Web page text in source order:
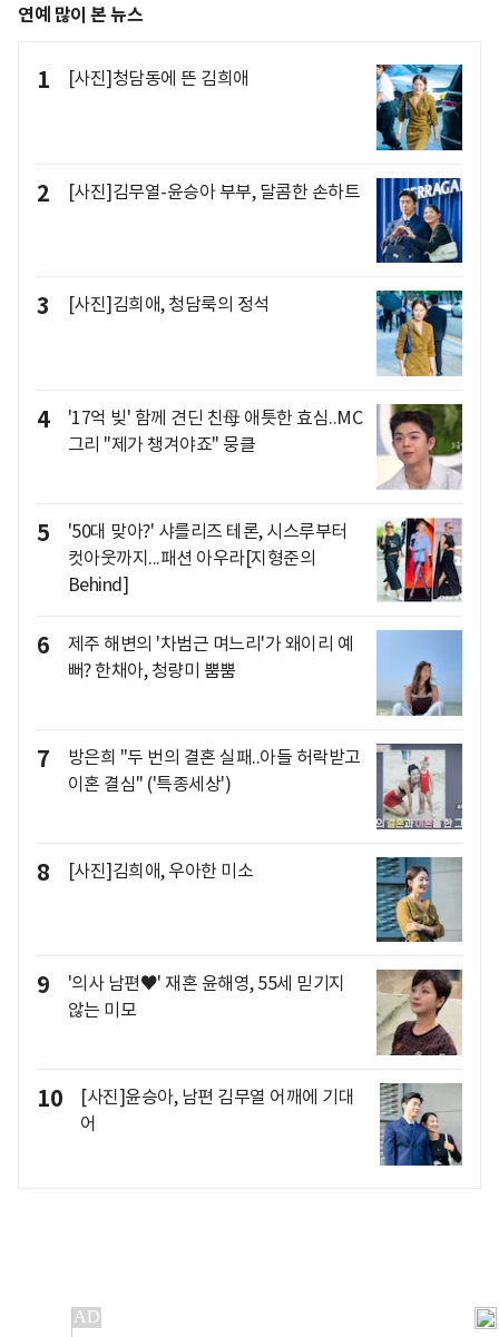
연예 많이 본 뉴스
1 [사진]청담동에 뜬 김희애
2 [사진]김무열-윤승아 부부, 달콤한 손하트
3 [사진]김희애, 청담룩의 정석
4
'17억 빚' 함께 견딘 친母 애틋한 효심..MC
그리 "제가 챙겨야죠" 뭉클
5
'50대 맞아?' 샤를리즈 테론, 시스루부터
컷아웃까지...패션 아우라[지형준의
Behind]
6
제주 해변의 '차범근 며느리'가 왜이리 예
뻐? 한채아, 청량미 뿜뿜
7
방은희 "두 번의 결혼 실패..아들 허락받고
이혼 결심" ('특종세상')
8 [사진]김희애, 우아한 미소
9
'의사 남편♥' 재혼 윤해영, 55세 믿기지
않는 미모
10
[사진]윤승아, 남편 김무열 어깨에 기대
어